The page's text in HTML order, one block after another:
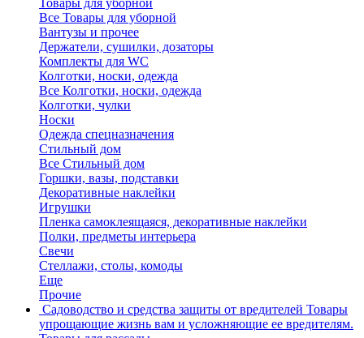
Товары для уборной
Все Товары для уборной
Вантузы и прочее
Держатели, сушилки, дозаторы
Комплекты для WC
Колготки, носки, одежда
Все Колготки, носки, одежда
Колготки, чулки
Носки
Одежда спецназначения
Стильный дом
Все Стильный дом
Горшки, вазы, подставки
Декоративные наклейки
Игрушки
Пленка самоклеящаяся, декоративные наклейки
Полки, предметы интерьера
Свечи
Стеллажи, столы, комоды
Еще
Прочие
Садоводство и средства защиты от вредителей Товары
упрощающие жизнь вам и усложняющие ее вредителям.